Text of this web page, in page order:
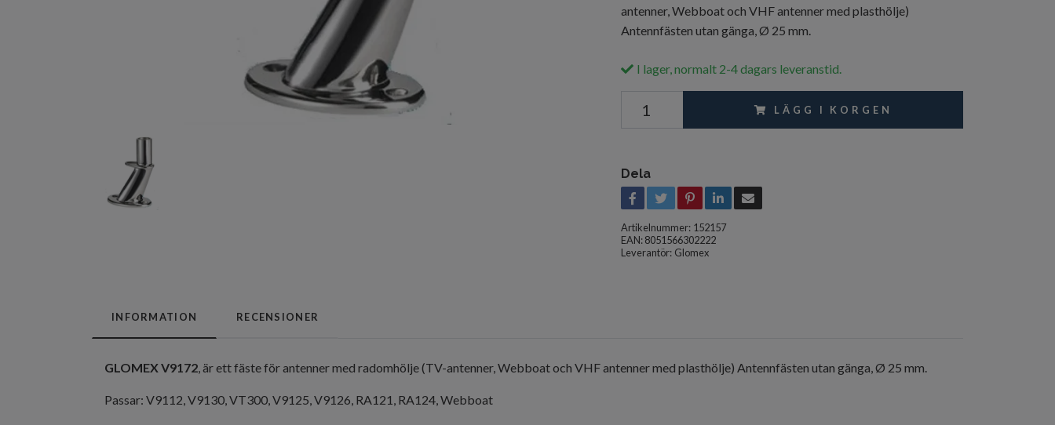
antenner, Webboat och VHF antenner med plasthölje)
Antennfästen utan gänga, Ø 25 mm.
I lager, normalt 2-4 dagars leveranstid.
LÄGG I KORGEN
Dela
Artikelnummer: 152157
EAN: 8051566302222
Leverantör: Glomex
INFORMATION RECENSIONER
GLOMEX V9172, är ett fäste för antenner med radomhölje (TV-antenner, Webboat och VHF antenner med plasthölje) Antennfästen utan gänga, Ø 25 mm.
Passar: V9112, V9130, VT300, V9125, V9126, RA121, RA124, Webboat